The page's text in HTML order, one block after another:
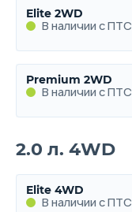
Elite 2WD
В наличии с ПТС
Elite 2WD
В наличии с ПТС
Premium 2WD
В наличии с ПТС
Premium 2WD
В наличии с ПТС
2.0 л. 4WD
Elite 4WD
В наличии с ПТС